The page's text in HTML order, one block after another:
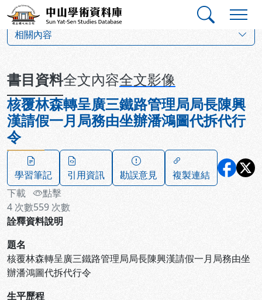
跳到主要內容
中山學術資料庫
相關內容
書目資料全文內容全文影像
核覆林森轉呈廣三鐵路管理局局長陳興
漢請假一月局務由坐辦潘鴻圖代拆代行
令
學習筆記 引用資訊 勘誤意見
複製連結
下載
4 次數
點擊
559 次數
詮釋資料說明
題名
核覆林森轉呈廣三鐵路管理局局長陳興漢請假一月局務由坐
辦潘鴻圖代拆代行令
生平歷程